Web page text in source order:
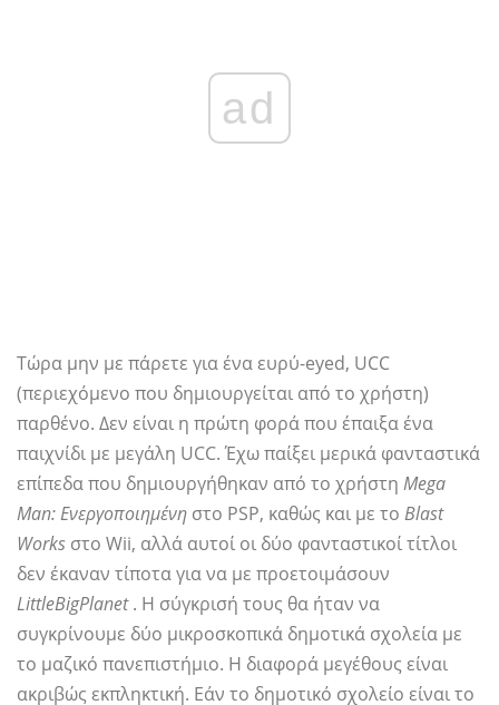
ad
Τώρα μην με πάρετε για ένα ευρύ-eyed, UCC
(περιεχόμενο που δημιουργείται από το χρήστη)
παρθένο. Δεν είναι η πρώτη φορά που έπαιξα ένα
παιχνίδι με μεγάλη UCC. Έχω παίξει μερικά φανταστικά
επίπεδα που δημιουργήθηκαν από το χρήστη Mega
Man: Ενεργοποιημένη στο PSP, καθώς και με το Blast
Works στο Wii, αλλά αυτοί οι δύο φανταστικοί τίτλοι
δεν έκαναν τίποτα για να με προετοιμάσουν
LittleBigPlanet. Η σύγκρισή τους θα ήταν να
συγκρίνουμε δύο μικροσκοπικά δημοτικά σχολεία με
το μαζικό πανεπιστήμιο. Η διαφορά μεγέθους είναι
ακριβώς εκπληκτική. Εάν το δημοτικό σχολείο είναι το